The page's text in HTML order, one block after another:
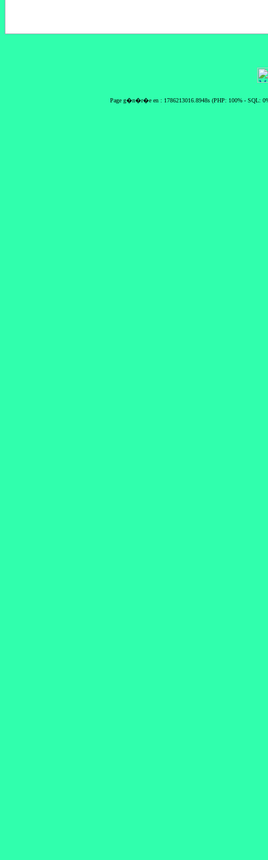
Page g�n�r�e en : 1786213016.8948s (PHP: 100% - SQL: